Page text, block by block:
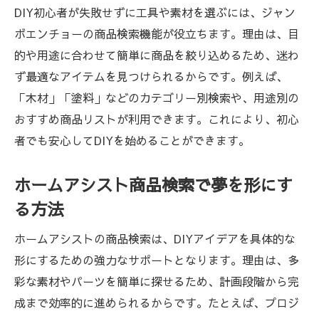
DIY初心者が失敗せずに工具や素材を選ぶには、ジャン
ボエンチョーの商品検索機能が役立ちます。理由は、目
的や用途に合わせて簡単に商品を絞り込めるため、迷わ
ず最適なアイテムを見つけられるからです。例えば、
「木材」「塗料」などのカテゴリー別検索や、用途別の
おすすめ商品リストが利用できます。これにより、初心
者でも安心してDIYを始めることができます。
ホームアシスト商品検索で夢を形にす
る方法
ホームアシストの商品検索は、DIYアイデアを具体的な
形にするための強力なサポートとなります。理由は、多
彩な素材やパーツを簡単に探せるため、計画段階から完
成まで効率的に進められるからです。たとえば、プロジ